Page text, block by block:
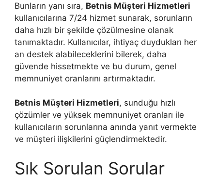
Bunların yanı sıra, Betnis Müşteri Hizmetleri
kullanıcılarına 7/24 hizmet sunarak, sorunların
daha hızlı bir şekilde çözülmesine olanak
tanımaktadır. Kullanıcılar, ihtiyaç duydukları her
an destek alabileceklerini bilerek, daha
güvende hissetmekte ve bu durum, genel
memnuniyet oranlarını artırmaktadır.
Betnis Müşteri Hizmetleri, sunduğu hızlı
çözümler ve yüksek memnuniyet oranları ile
kullanıcıların sorunlarına anında yanıt vermekte
ve müşteri ilişkilerini güçlendirmektedir.
Sık Sorulan Sorular